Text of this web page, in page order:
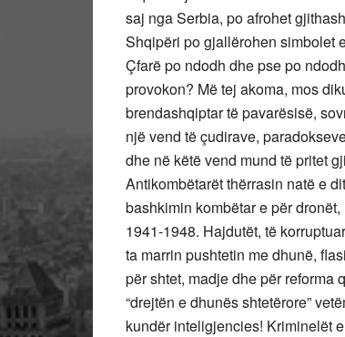
saj nga Serbia, po afrohet
Shqipëri po gjallërohen simbolet
Çfarë po ndodh dhe pse po
provokon? Më tej akoma, mos
brendashqiptar të pavarësisë,
një vend të çudirave,
dhe në këtë vend mund të pritet
Antikombëtarët thërrasin natë e
bashkimin kombëtar e për
1941-1948. Hajdutët, të
ta marrin pushtetin me dhunë,
për shtet, madje dhe për reforma
“drejtën e dhunës shtetërore”
kundër inteligjencies! Kriminelët